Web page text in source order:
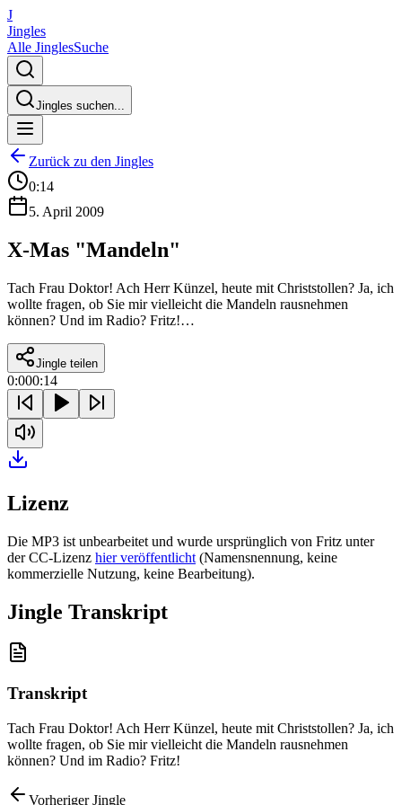
J
Jingles
Alle JinglesSuche
Jingles suchen...
Zurück zu den Jingles
0:14
5. April 2009
X-Mas "Mandeln"
Tach Frau Doktor! Ach Herr Künzel, heute mit Christstollen? Ja, ich
wollte fragen, ob Sie mir vielleicht die Mandeln rausnehmen
können? Und im Radio? Fritz!…
Jingle teilen
0:000:14
Lizenz
Die MP3 ist unbearbeitet und wurde ursprünglich von Fritz unter
der CC-Lizenz hier veröffentlicht (Namensnennung, keine
kommerzielle Nutzung, keine Bearbeitung).
Jingle Transkript
Transkript
Tach Frau Doktor! Ach Herr Künzel, heute mit Christstollen? Ja, ich
wollte fragen, ob Sie mir vielleicht die Mandeln rausnehmen
können? Und im Radio? Fritz!
Vorheriger Jingle